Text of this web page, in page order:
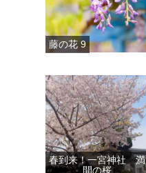
藤の花 9
春到来！一宮神社 満
開の桜